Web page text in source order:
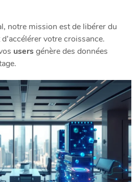
notre mission est de libérer du
votre croissance.
usersgénère des données